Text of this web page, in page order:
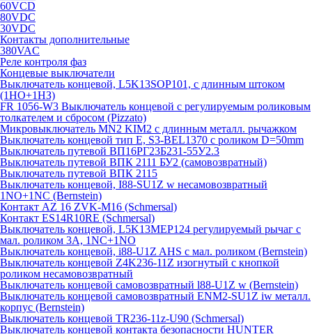
60VCD
80VDC
30VDC
Контакты дополнительные
380VAC
Реле контроля фаз
Концевые выключатели
Выключатель концевой, L5K13SOP101, с длинным штоком
(1НО+1НЗ)
FR 1056-W3 Выключатель концевой с регулируемым роликовым
толкателем и сбросом (Pizzato)
Микровыключатель MN2 KIM2 с длинным металл. рычажком
Выключатель концевой тип Е, S3-BEL1370 с роликом D=50mm
Выключатель путевой ВП16РГ23Б231-55У2.3
Выключатель путевой ВПК 2111 БУ2 (самовозвратный)
Выключатель путевой ВПК 2115
Выключатель концевой, I88-SU1Z w несамовозвратный
1NO+1NC (Bernstein)
Контакт AZ 16 ZVK-M16 (Schmersal)
Контакт ES14R10RE (Schmersal)
Выключатель концевой, L5K13MEP124 регулируемый рычаг с
мал. роликом 3А, 1NC+1NO
Выключатель концевой, i88-U1Z AHS с мал. роликом (Bernstein)
Выключатель концевой Z4K236-11Z изогнутый с кнопкой
роликом несамовозвратный
Выключатель концевой самовозвратный l88-U1Z w (Bernstein)
Выключатель концевой самовозвратный ENM2-SU1Z iw металл.
корпус (Bernstein)
Выключатель концевой TR236-11z-U90 (Schmersal)
Выключатель концевой контакта безопасности HUNTER